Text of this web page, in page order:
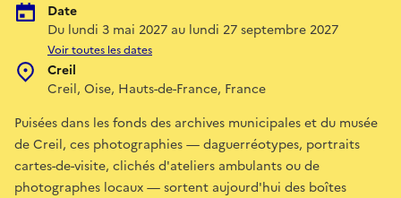
Date
Du lundi 3 mai 2027 au lundi 27 septembre 2027
Voir toutes les dates
Creil
Creil, Oise, Hauts-de-France, France
Puisées dans les fonds des archives municipales et du musée
de Creil, ces photographies — daguerréotypes, portraits
cartes-de-visite, clichés d'ateliers ambulants ou de
photographes locaux — sortent aujourd'hui des boîtes